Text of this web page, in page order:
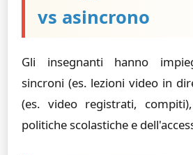
vs asincrono
Gli insegnanti hanno
sincroni (es. lezioni video in
(es. video registrati,
politiche scolastiche e